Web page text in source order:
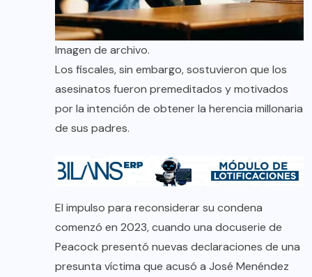
Imagen de archivo.
Los fiscales, sin embargo, sostuvieron que los
asesinatos fueron premeditados y motivados
por la intención de obtener la herencia millonaria
de sus padres.
El impulso para reconsiderar su condena
comenzó en 2023, cuando una docuserie de
Peacock presentó nuevas declaraciones de una
presunta víctima que acusó a José Menéndez